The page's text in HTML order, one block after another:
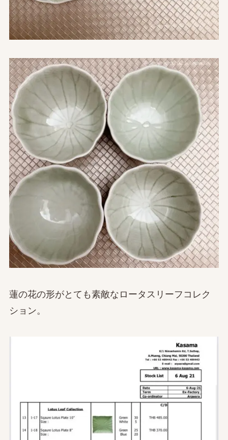
蓮の花の形がとても素敵なロータスリーフコレク
ション。